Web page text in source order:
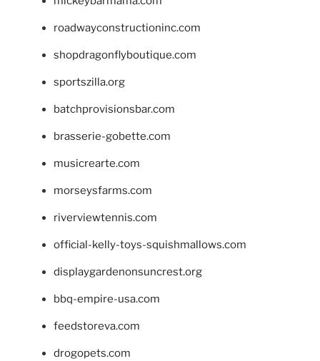
roadwayconstructioninc.com
shopdragonflyboutique.com
sportszilla.org
batchprovisionsbar.com
brasserie-gobette.com
musicrearte.com
morseysfarms.com
riverviewtennis.com
official-kelly-toys-squishmallows.com
displaygardenonsuncrest.org
bbq-empire-usa.com
feedstoreva.com
drogopets.com